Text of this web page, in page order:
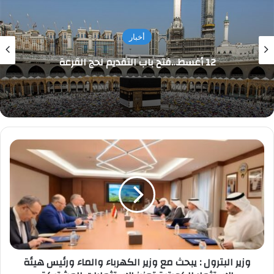
أخبار
12 أغسط…فتح باب التقديم لحج القرعة
وزير
البترول
:
يبحث
مع
وزير
الكهرباء
والماء
ورئيس
وزير البترول : يبحث مع وزير الكهرباء والماء ورئيس هيئة